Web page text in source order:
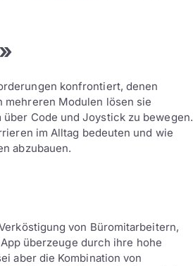
konfrontiert, denen
mehreren Modulen lösen sie
Code und Joystick zu bewegen.
im Alltag bedeuten und wie
abzubauen.
von Büromitarbeitern,
überzeuge durch ihre hohe
aber die Kombination von